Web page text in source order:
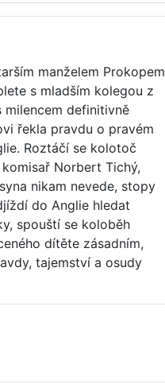
manželem Prokopem
s mladším kolegou z
milencem definitivně
řekla pravdu o pravém
Roztáčí se kolotoč
Norbert Tichý,
nikam nevede, stopy
do Anglie hledat
spouští se koloběh
dítěte zásadním,
tajemství a osudy